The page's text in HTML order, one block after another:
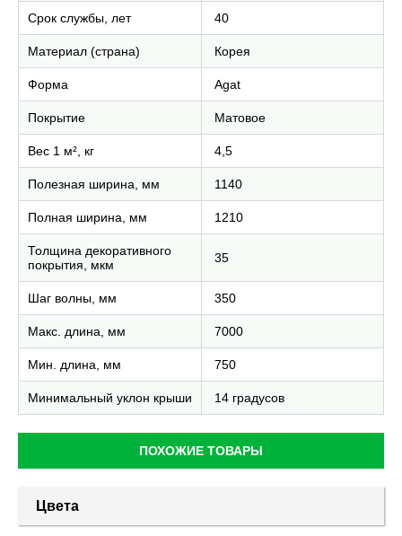
Срок службы, лет 40
Материал (страна) Корея
Форма Agat
Покрытие Матовое
Вес 1 м², кг 4,5
Полезная ширина, мм 1140
Полная ширина, мм 1210
Толщина декоративного
покрытия, мкм
35
Шаг волны, мм 350
Макс. длина, мм 7000
Мин. длина, мм 750
Минимальный уклон крыши 14 градусов
ПОХОЖИЕ ТОВАРЫ
Цвета